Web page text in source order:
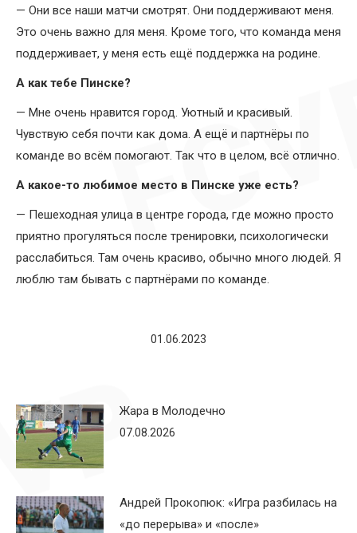
— Они все наши матчи смотрят. Они поддерживают меня.
Это очень важно для меня. Кроме того, что команда меня
поддерживает, у меня есть ещё поддержка на родине.
А как тебе Пинске?
— Мне очень нравится город. Уютный и красивый.
Чувствую себя почти как дома. А ещё и партнёры по
команде во всём помогают. Так что в целом, всё отлично.
А какое-то любимое место в Пинске уже есть?
— Пешеходная улица в центре города, где можно просто
приятно прогуляться после тренировки, психологически
расслабиться. Там очень красиво, обычно много людей. Я
люблю там бывать с партнёрами по команде.
01.06.2023
Жара в Молодечно
07.08.2026
Андрей Прокопюк: «Игра разбилась на
«до перерыва» и «после»